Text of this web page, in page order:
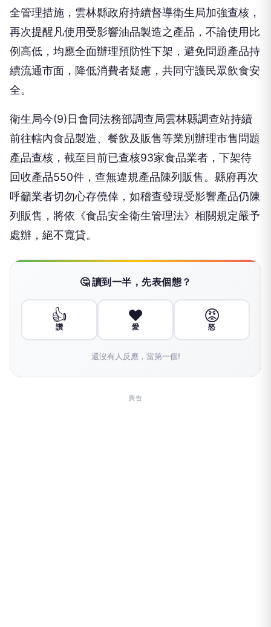
全管理措施，雲林縣政府持續督導衛生局加強查核，
再次提醒凡使用受影響油品製造之產品，不論使用比
例高低，均應全面辦理預防性下架，避免問題產品持
續流通市面，降低消費者疑慮，共同守護民眾飲食安
全。
衛生局今(9)日會同法務部調查局雲林縣調查站持續
前往轄內食品製造、餐飲及販售等業別辦理市售問題
產品查核，截至目前已查核93家食品業者，下架待
回收產品550件，查無違規產品陳列販售。縣府再次
呼籲業者切勿心存僥倖，如稽查發現受影響產品仍陳
列販售，將依《食品安全衛生管理法》相關規定嚴予
處辦，絕不寬貸。
🤔 讀到一半，先表個態？
👍
讚
❤️
愛
😡
怒
還沒有人反應，當第一個!
廣告